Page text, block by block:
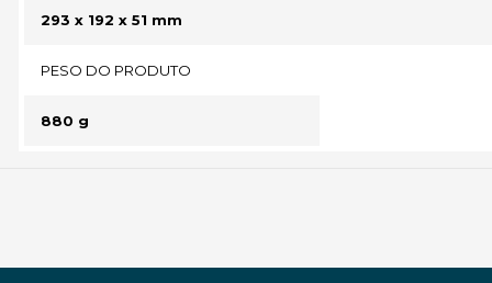
293 x 192 x 51 mm
PESO DO PRODUTO
880 g